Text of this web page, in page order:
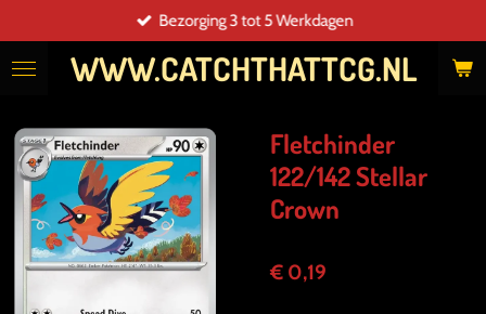
direct
naar
WWW.CATCHTHATTCG.NL
Bezorging 3 tot 5 Werkdagen
Fletchinder
122/142 Stellar
Crown
€ 0,19